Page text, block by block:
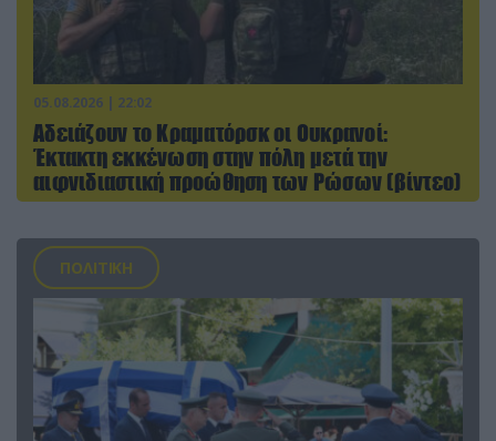
05.08.2026 | 22:02
Αδειάζουν το Κραματόρσκ οι Ουκρανοί:
Έκτακτη εκκένωση στην πόλη μετά την
αιφνιδιαστική προώθηση των Ρώσων (βίντεο)
ΠΟΛΙΤΙΚΗ